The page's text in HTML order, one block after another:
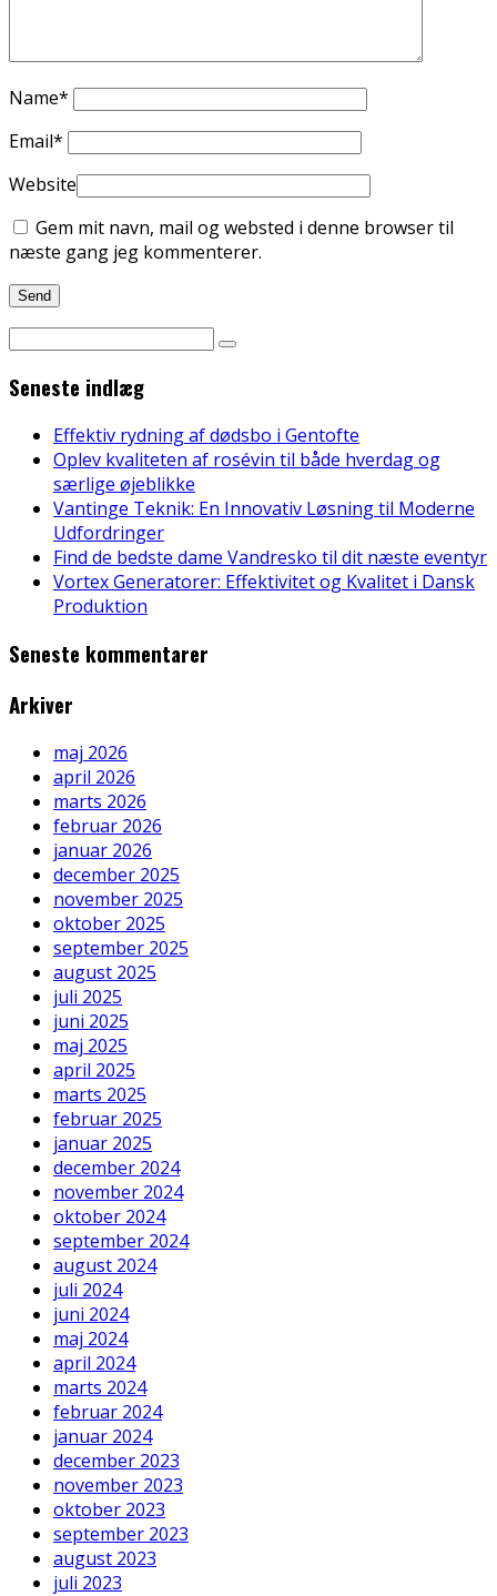
Name*
Email*
Website
Gem mit navn, mail og websted i denne browser til
næste gang jeg kommenterer.
Seneste indlæg
Effektiv rydning af dødsbo i Gentofte
Oplev kvaliteten af rosévin til både hverdag og
særlige øjeblikke
Vantinge Teknik: En Innovativ Løsning til Moderne
Udfordringer
Find de bedste dame Vandresko til dit næste eventyr
Vortex Generatorer: Effektivitet og Kvalitet i Dansk
Produktion
Seneste kommentarer
Arkiver
maj 2026
april 2026
marts 2026
februar 2026
januar 2026
december 2025
november 2025
oktober 2025
september 2025
august 2025
juli 2025
juni 2025
maj 2025
april 2025
marts 2025
februar 2025
januar 2025
december 2024
november 2024
oktober 2024
september 2024
august 2024
juli 2024
juni 2024
maj 2024
april 2024
marts 2024
februar 2024
januar 2024
december 2023
november 2023
oktober 2023
september 2023
august 2023
juli 2023